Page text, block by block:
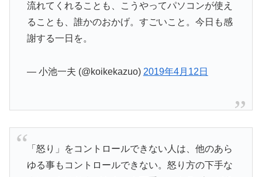
流れてくれることも、こうやってパソコンが使え
ることも、誰かのおかげ。すごいこと。今日も感
謝する一日を。
— 小池一夫 (@koikekazuo) 2019年4月12日
「怒り」をコントロールできない人は、他のあら
ゆる事もコントロールできない。怒り方の下手な